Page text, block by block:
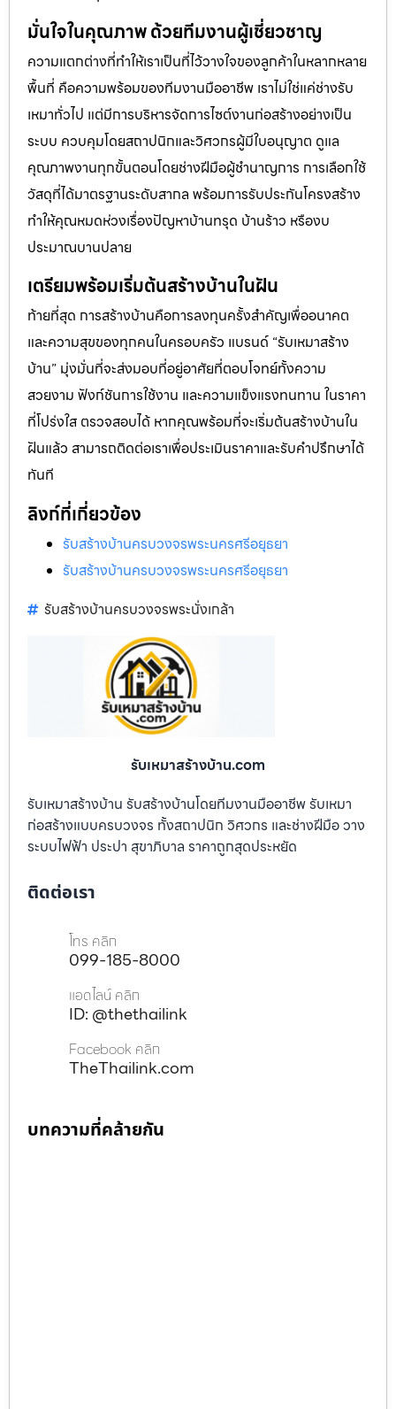
มั่นใจในคุณภาพ ด้วยทีมงานผู้เชี่ยวชาญ
ความแตกต่างที่ทำให้เราเป็นที่ไว้วางใจของลูกค้าในหลากหลาย
พื้นที่ คือความพร้อมของทีมงานมืออาชีพ เราไม่ใช่แค่ช่างรับ
เหมาทั่วไป แต่มีการบริหารจัดการไซต์งานก่อสร้างอย่างเป็น
ระบบ ควบคุมโดยสถาปนิกและวิศวกรผู้มีใบอนุญาต ดูแล
คุณภาพงานทุกขั้นตอนโดยช่างฝีมือผู้ชำนาญการ การเลือกใช้
วัสดุที่ได้มาตรฐานระดับสากล พร้อมการรับประกันโครงสร้าง
ทำให้คุณหมดห่วงเรื่องปัญหาบ้านทรุด บ้านร้าว หรืองบ
ประมาณบานปลาย
เตรียมพร้อมเริ่มต้นสร้างบ้านในฝัน
ท้ายที่สุด การสร้างบ้านคือการลงทุนครั้งสำคัญเพื่ออนาคต
และความสุขของทุกคนในครอบครัว แบรนด์ “รับเหมาสร้าง
บ้าน” มุ่งมั่นที่จะส่งมอบที่อยู่อาศัยที่ตอบโจทย์ทั้งความ
สวยงาม ฟังก์ชันการใช้งาน และความแข็งแรงทนทาน ในราคา
ที่โปร่งใส ตรวจสอบได้ หากคุณพร้อมที่จะเริ่มต้นสร้างบ้านใน
ฝันแล้ว สามารถติดต่อเราเพื่อประเมินราคาและรับคำปรึกษาได้
ทันที
ลิงก์ที่เกี่ยวข้อง
รับสร้างบ้านครบวงจรพระนครศรีอยุธยา
รับสร้างบ้านครบวงจรพระนครศรีอยุธยา
รับสร้างบ้านครบวงจรพระนั่งเกล้า
รับเหมาสร้างบ้าน.com
รับเหมาสร้างบ้าน รับสร้างบ้านโดยทีมงานมืออาชีพ รับเหมา
ก่อสร้างแบบครบวงจร ทั้งสถาปนิก วิศวกร และช่างฝีมือ วาง
ระบบไฟฟ้า ประปา สุขาภิบาล ราคาถูกสุดประหยัด
ติดต่อเรา
โทร คลิก
099-185-8000
แอดไลน์ คลิก
ID: @thethailink
Facebook คลิก
TheThailink.com
บทความที่คล้ายกัน